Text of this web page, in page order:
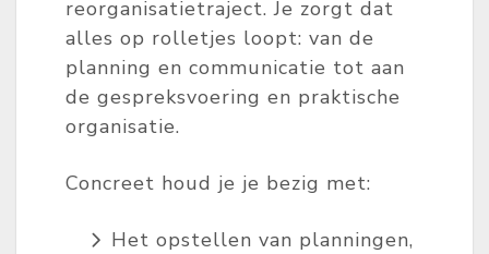
reorganisatietraject. Je zorgt dat
alles op rolletjes loopt: van de
planning en communicatie tot aan
de gespreksvoering en praktische
organisatie.
Concreet houd je je bezig met:
Het opstellen van planningen,